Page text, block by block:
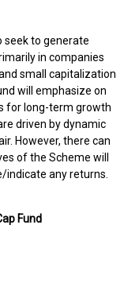
seek to generate
in companies
small capitalization
will emphasize on
for long-term growth
driven by dynamic
However, there can
of the Scheme will
indicate any returns.
Fund